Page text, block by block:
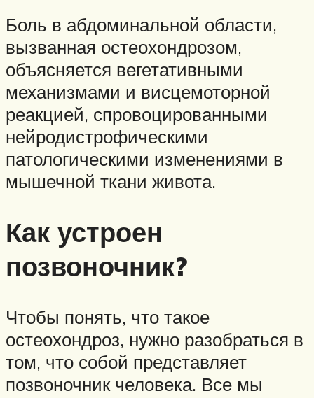
Боль в абдоминальной области,
вызванная остеохондрозом,
объясняется вегетативными
механизмами и висцемоторной
реакцией, спровоцированными
нейродистрофическими
патологическими изменениями в
мышечной ткани живота.
Как устроен
позвоночник?
Чтобы понять, что такое
остеохондроз, нужно разобраться в
том, что собой представляет
позвоночник человека. Все мы